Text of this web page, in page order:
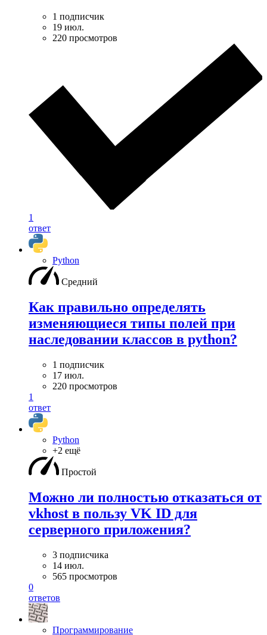
1 подписчик
19 июл.
220 просмотров
1
ответ
Python
Средний
Как правильно определять
изменяющиеся типы полей при
наследовании классов в python?
1 подписчик
17 июл.
220 просмотров
1
ответ
Python
+2 ещё
Простой
Можно ли полностью отказаться от
vkhost в пользу VK ID для
серверного приложения?
3 подписчика
14 июл.
565 просмотров
0
ответов
Программирование